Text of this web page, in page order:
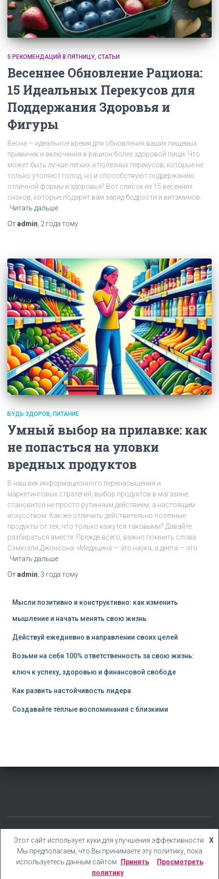
5 РЕКОМЕНДАЦИЙ В ПЯТНИЦУ СТАТЬИ
Весеннее Обновление Рациона:
15 Идеальных Перекусов для
Поддержания Здоровья и
Фигуры
Весна — идеальное время для обновления ваших пищевых
привычек и включения в рацион более здоровой пищи. Что
может быть лучше легких и полезных перекусов, которые не
только утоляют голод, но и способствуют поддержанию
отличной формы и здоровья? Вот список из 15 весенних
снэков, которые подарят вам заряд бодрости и витаминов.
Читать дальше
Отadmin 2 года тому
БУДЬ ЗДОРОВ ПИТАНИЕ
Умный выбор на прилавке: как
не попасться на уловки
вредных продуктов
В наш век информационного перенасыщения и
маркетинговых стратегий, выбор продуктов в магазине
становится не просто рутинным действием, а настоящим
искусством. Как же отличить действительно полезные
продукты от тех, что только кажутся таковыми? Давайте
разбираться вместе. Прежде всего, важно помнить слова
Сэмюэля Джонсона: «Медицина — это наука, а диета — это
Читать дальше
Отadmin, 3 года тому
Мысли позитивно и конструктивно: как изменить
мышление и начать менять свою жизнь
Действуй ежедневно в направлении своих целей
Возьми на себя 100% ответственность за свою жизнь:
ключ к успеху, здоровью и финансовой свободе
Как развить настойчивость лидера
Создавайте тёплые воспоминания с близкими
КАТЕГОРИИ БЛОГ БОНУСЫ КНИГИ YOUTUBE
Hestia | РазработаноThemeIsle
Этот сайт использует куки для улучшения эффективности.
Мы предполагаем, что Вы принимаете эту политику, пока
используетесь данным сайтом
X
Принять
Просмотреть
политику